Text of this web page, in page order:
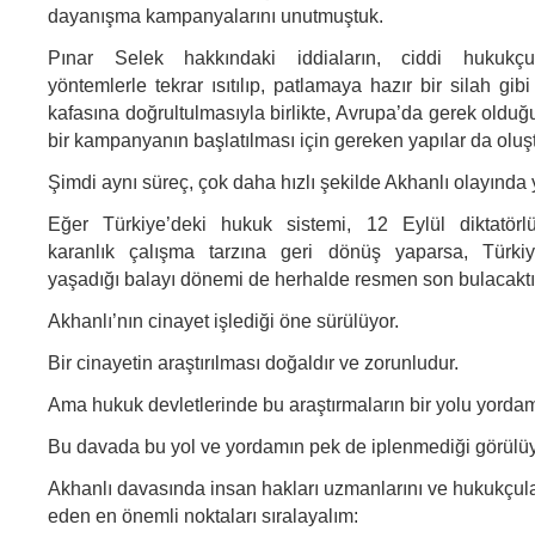
dayanışma kampanyalarını unutmuştuk.
Pınar Selek hakkındaki iddiaların, ciddi
yöntemlerle tekrar ısıtılıp, patlamaya hazır bir silah
kafasına doğrultulmasıyla birlikte, Avrupa’da gerek
bir kampanyanın başlatılması için gereken yapılar da
Şimdi aynı süreç, çok daha hızlı şekilde Akhanlı olayında
Eğer Türkiye’deki hukuk sistemi, 12 Eylül
karanlık çalışma tarzına geri dönüş yaparsa,
yaşadığı balayı dönemi de herhalde resmen son
Akhanlı’nın cinayet işlediği öne sürülüyor.
Bir cinayetin araştırılması doğaldır ve zorunludur.
Ama hukuk devletlerinde bu araştırmaların bir yolu
Bu davada bu yol ve yordamın pek de iplenmediği
Akhanlı davasında insan hakları uzmanlarını ve
eden en önemli noktaları sıralayalım: